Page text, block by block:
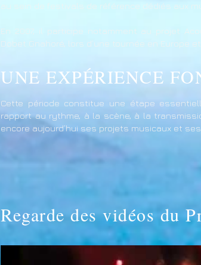
au sein de festivals de référence dédiés aux
En 2007, il participe notamment au projet
Dobet Gnahoré, lors d’une tournée en Europe
UNE EXPÉRIENCE
Cette période constitue une étape
rapport au rythme, à la scène, à la
encore aujourd’hui ses projets musicaux et
Regarde des vidéos du